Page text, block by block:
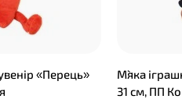
«Перець»
М`яка
31 см, ПП